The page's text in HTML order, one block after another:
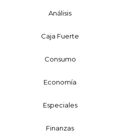
Análisis
Caja Fuerte
Consumo
Economía
Especiales
Finanzas